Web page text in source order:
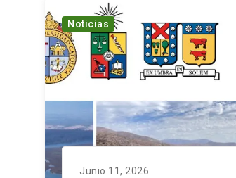
Junio 11, 2026
Noticias